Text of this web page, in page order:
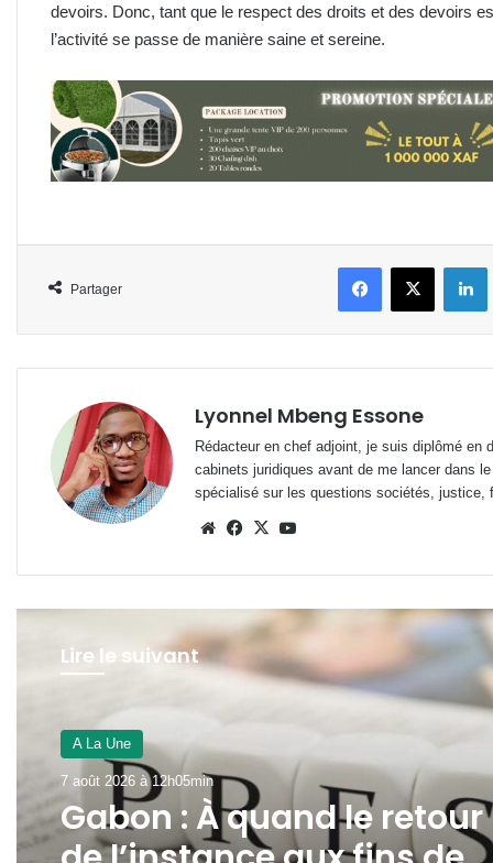
devoirs. Donc, tant que le respect des droits et des devoirs
l’activité se passe de manière saine et sereine.
Partager
FacebookX
Lyonnel Mbeng Essone
Rédacteur en chef adjoint, je suis diplômé
cabinets juridiques avant de me lancer dans
spécialisé sur les questions sociétés,
WebsiteFacebook
X
Lire le suivant
A La Une
7 août 2026 à 12h00min
Panthères du Gabon : duo